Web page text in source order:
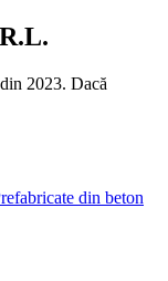
2023. Dacă